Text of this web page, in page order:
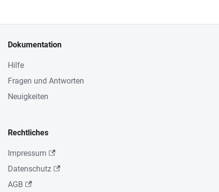
Dokumentation
Hilfe
Fragen und Antworten
Neuigkeiten
Rechtliches
Impressum
Datenschutz
AGB